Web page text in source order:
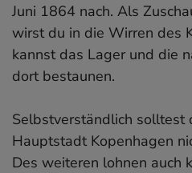
Juni 1864 nach. Als
wirst du in die Wirren des
kannst das Lager und die
dort bestaunen.
Selbstverständlich solltest
Hauptstadt Kopenhagen
Des weiteren lohnen auch